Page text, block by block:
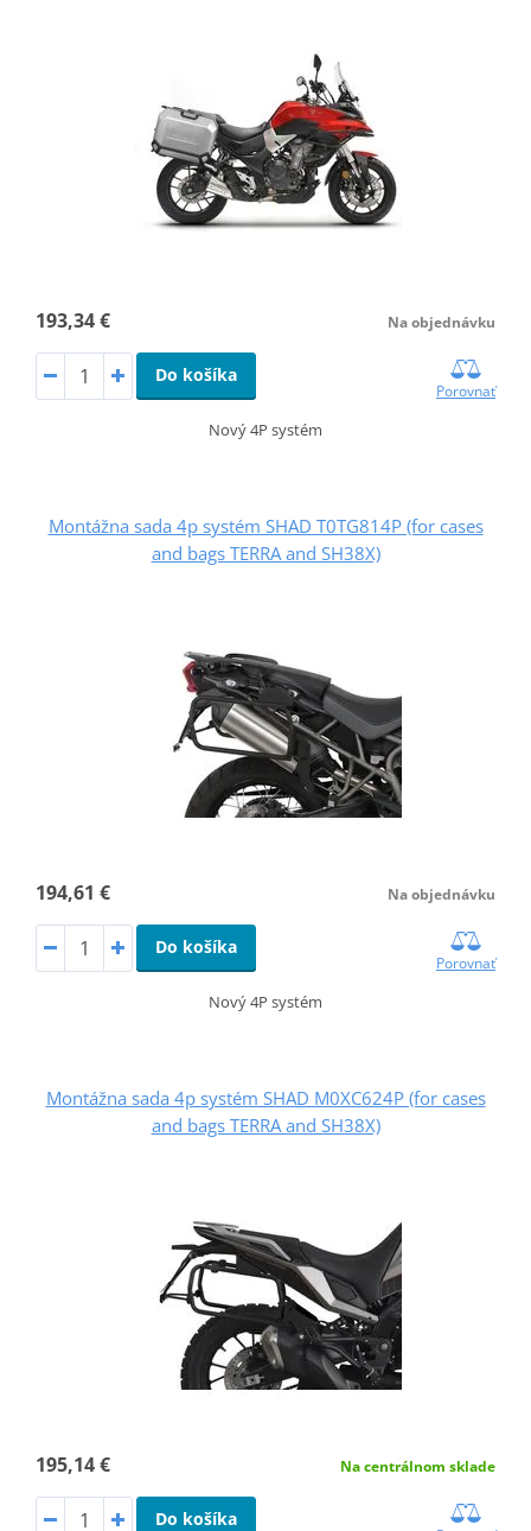
193,34 € Na objednávku
Do košíka
Porovnať
Nový 4P systém
Montážna sada 4p systém SHAD T0TG814P (for cases
and bags TERRA and SH38X)
194,61 € Na objednávku
Do košíka
Porovnať
Nový 4P systém
Montážna sada 4p systém SHAD M0XC624P (for cases
and bags TERRA and SH38X)
195,14 € Na centrálnom sklade
Do košíka